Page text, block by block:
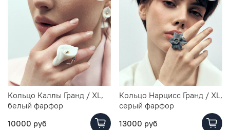
Кольцо Каллы Гранд / XL,
белый фарфор
10000 руб
Кольцо Нарцисс Гранд / XL,
серый фарфор
13000 руб